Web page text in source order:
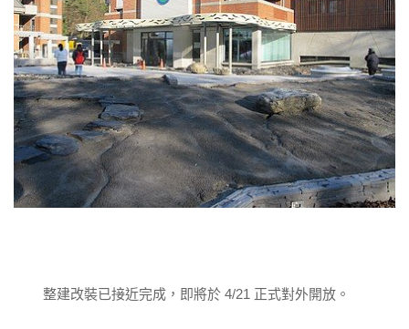
整建改裝已接近完成，即將於 4/21 正式對外開放。